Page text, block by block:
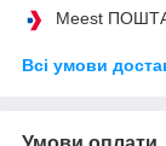
Meest
Всі умови